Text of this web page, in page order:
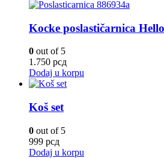
Kocke poslastičarnica
0 out of 5
1.750 рсд
Dodaj u korpu
Koš set
0 out of 5
999 рсд
Dodaj u korpu